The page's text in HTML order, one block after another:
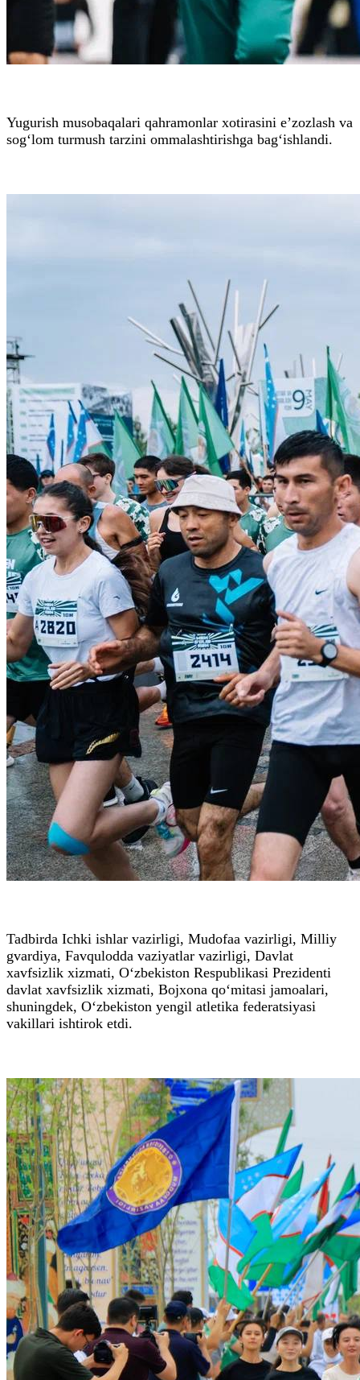
Yugurish musobaqalari qahramonlar xotirasini e’zozlash va
sog‘lom turmush tarzini ommalashtirishga bag‘ishlandi.
Tadbirda Ichki ishlar vazirligi, Mudofaa vazirligi, Milliy
gvardiya, Favqulodda vaziyatlar vazirligi, Davlat
xavfsizlik xizmati, O‘zbekiston Respublikasi Prezidenti
davlat xavfsizlik xizmati, Bojxona qo‘mitasi jamoalari,
shuningdek, O‘zbekiston yengil atletika federatsiyasi
vakillari ishtirok etdi.